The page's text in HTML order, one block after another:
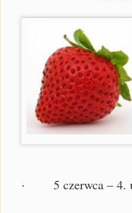
· 5 czerwca – 4.